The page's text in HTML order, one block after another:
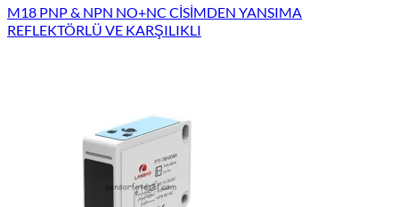
M18 PNP & NPN NO+NC CİSİMDEN YANSIMA
REFLEKTÖRLÜ VE KARŞILIKLI